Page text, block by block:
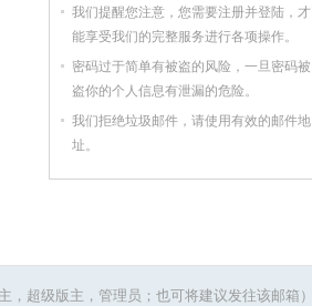
我们提醒您注意，您需要注册并登陆，才
能享受我们的完整服务进行各项操作。
密码过于简单有被盗的风险，一旦密码被
盗你的个人信息有泄漏的危险。
我们拒绝垃圾邮件，请使用有效的邮件地
址。
超级版主，管理员；也可将建议发往该邮箱）